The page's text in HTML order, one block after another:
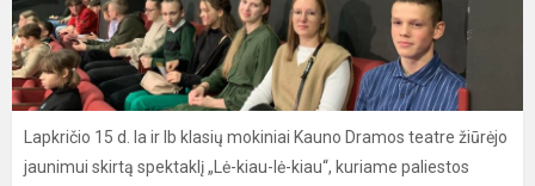
Lapkričio 15 d. Ia ir Ib klasių mokiniai Kauno Dramos teatre žiūrėjo
jaunimui skirtą spektaklį „Lė-kiau-lė-kiau“, kuriame paliestos